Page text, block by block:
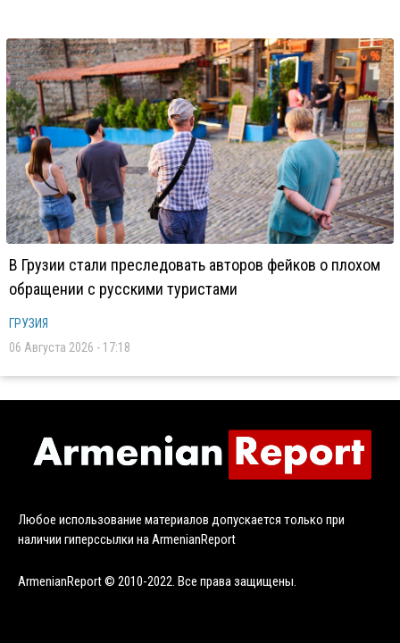
В Грузии стали преследовать авторов фейков о плохом
обращении с русскими туристами
ГРУЗИЯ
06 Августа 2026 - 17:18
Любое использование материалов допускается только при
наличии гиперссылки на ArmenianReport
ArmenianReport © 2010-2022. Все права защищены.